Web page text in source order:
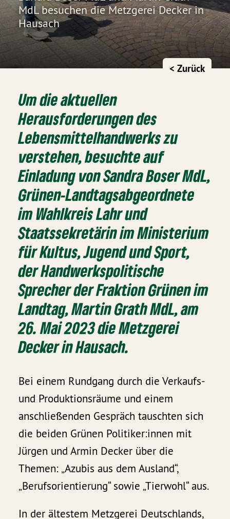
MdL besuchen die Metzgerei Decker in
Hausach
< Zurück
Um die aktuellen
Herausforderungen des
Lebensmittelhandwerks zu
verstehen, besuchte auf
Einladung von Sandra Boser MdL,
Grünen-Landtagsabgeordnete
im Wahlkreis Lahr und
Staatssekretärin im Ministerium
für Kultus, Jugend und Sport,
der Handwerkspolitische
Sprecher der Fraktion Grünen im
Landtag, Martin Grath MdL, am
26. Mai 2023 die Metzgerei
Decker in Hausach.
Bei einem Rundgang durch die Verkaufs-
und Produktionsräume und einem
anschließenden Gespräch tauschten sich
die beiden Grünen Politiker:innen mit
Jürgen und Armin Decker über die
Themen: „Azubis aus dem Ausland“,
„Berufsorientierung“ sowie „Tierwohl“ aus.
In der ältestem Metzgerei Deutschlands,